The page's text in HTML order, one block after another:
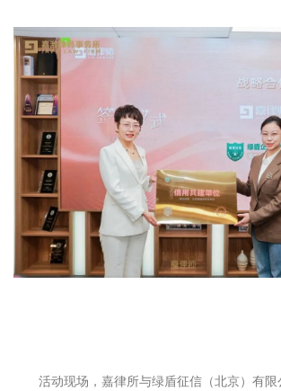
活动现场，嘉律所与绿盾征信（北京）有